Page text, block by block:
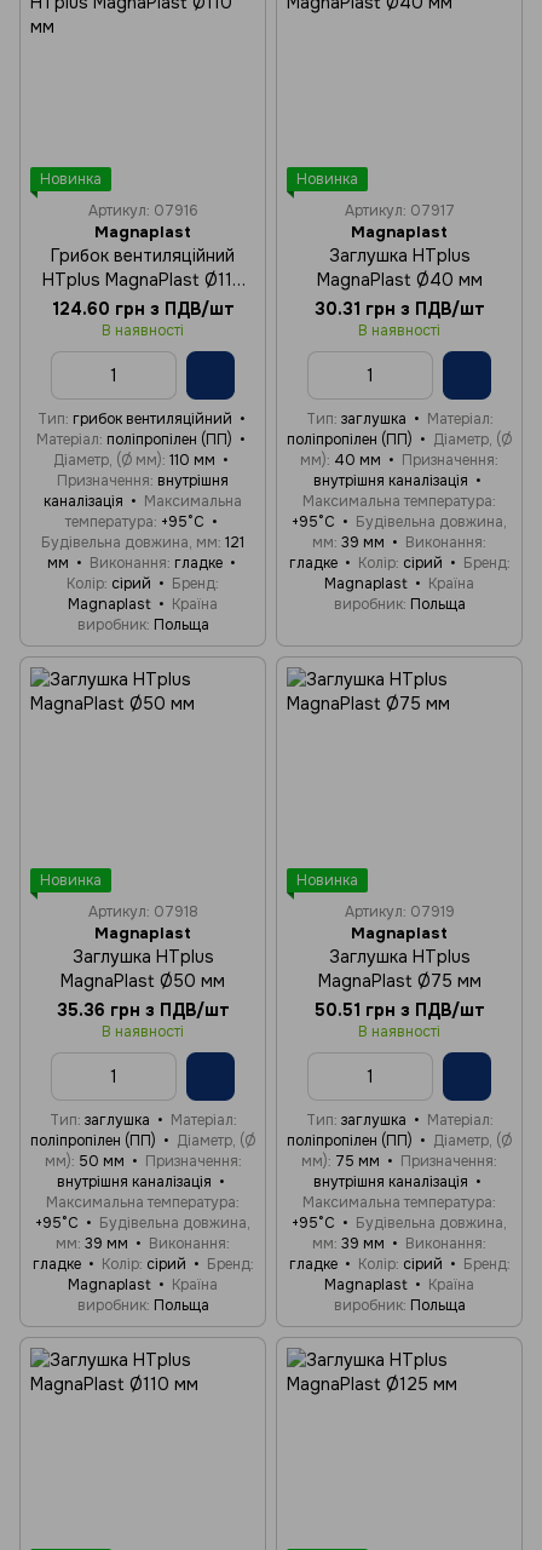
Новинка
Артикул: 07916
Magnaplast
Грибок вентиляційний
HTplus MagnaPlast Ø110
мм
124.60 грн з ПДВ/шт
В наявності
Тип грибок вентиляційний
Матеріал поліпропілен (ПП)
Діаметр, (Ø мм) 110 мм
Призначення внутрішня
каналізація
Максимальна
температура +95°C
Будівельна довжина, мм 121
мм
Виконання гладке
Колір сірий
Бренд
Magnaplast
Країна
виробник Польща
Новинка
Артикул: 07917
Magnaplast
Заглушка HTplus
MagnaPlast Ø40 мм
30.31 грн з ПДВ/шт
В наявності
Тип заглушка
Матеріал
поліпропілен (ПП)
Діаметр, (Ø
мм) 40 мм
Призначення
внутрішня каналізація
Максимальна температура
+95°C
Будівельна довжина,
мм 39 мм
Виконання
гладке
Колір сірий
Бренд
Magnaplast
Країна
виробник Польща
Новинка
Артикул: 07918
Magnaplast
Заглушка HTplus
MagnaPlast Ø50 мм
35.36 грн з ПДВ/шт
В наявності
Тип заглушка
Матеріал
поліпропілен (ПП)
Діаметр, (Ø
мм) 50 мм
Призначення
внутрішня каналізація
Максимальна температура
+95°C
Будівельна довжина,
мм 39 мм
Виконання
гладке
Колір сірий
Бренд
Magnaplast
Країна
виробник Польща
Новинка
Артикул: 07919
Magnaplast
Заглушка HTplus
MagnaPlast Ø75 мм
50.51 грн з ПДВ/шт
В наявності
Тип заглушка
Матеріал
поліпропілен (ПП)
Діаметр, (Ø
мм) 75 мм
Призначення
внутрішня каналізація
Максимальна температура
+95°C
Будівельна довжина,
мм 39 мм
Виконання
гладке
Колір сірий
Бренд
Magnaplast
Країна
виробник Польща